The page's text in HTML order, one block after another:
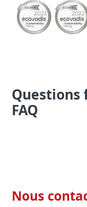
Questions
FAQ
Nous